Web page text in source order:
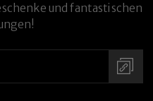
und fantastischen